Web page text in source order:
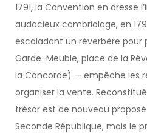
1791, la Convention en dresse
audacieux cambriolage, en
escaladant un réverbère pour
Garde-Meuble, place de la
la Concorde) — empêche les
organiser la vente.
trésor est de nouveau
Seconde République, mais le